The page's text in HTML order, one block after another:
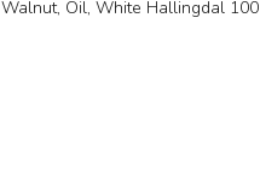
Walnut, Oil, White Hallingdal 100